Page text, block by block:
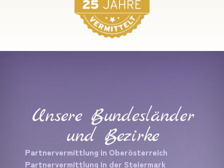
Unsere Bundesländer
und Bezirke
Partnervermittlung in Oberösterreich
Partnervermittlung in der Steiermark